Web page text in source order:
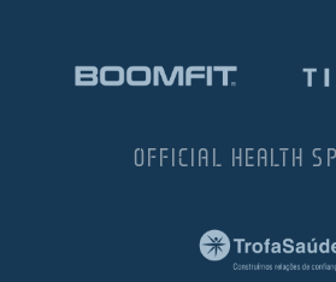
OFFICIAL HEALTH